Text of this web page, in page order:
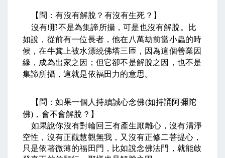
【問：有沒有解脫？有沒有生死？】
沒有!那不是為集諦所攝，可是也沒有解脫。比
如說，從前有一位長者，他在八萬劫前當小蟲的時
候，在牛糞上被水漂繞佛塔三匝，因為這個善業因
緣，成為出家之因；但它卻不是解脫之因，也不是
集諦所攝，這就是依福田力的意思。
【問：如果一個人持續誠心念佛(如持誦阿彌陀
佛) ，會不會解脫？】
如果說你沒有對輪回三有產生厭離心，沒有清淨
空性，沒有正觀慧觀無我，又沒有正修二菩提心，
只是依著微薄的福田門，比如說念佛法門，就能啟